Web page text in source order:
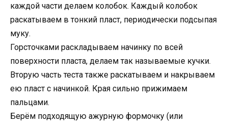
каждой части делаем колобок. Каждый колобок
раскатываем в тонкий пласт, периодически подсыпая
муку.
Горсточками раскладываем начинку по всей
поверхности пласта, делаем так называемые кучки.
Вторую часть теста также раскатываем и накрываем
ею пласт с начинкой. Края сильно прижимаем
пальцами.
Берём подходящую ажурную формочку (или